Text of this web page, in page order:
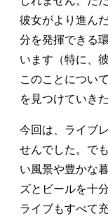
彼女がより進ん
分を発揮できる
います（特に、
このことについ
を見つけていき
今回は、ライブ
せんでした。で
い風景や豊かな
ズとビールを十
ライブもすべて